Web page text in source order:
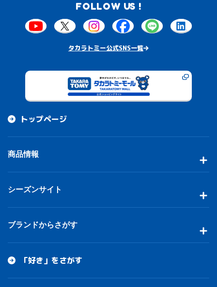
FOLLOW US !
タカラトミー公式SNS一覧
トップページ
商品情報
シーズンサイト
ブランドからさがす
「好き」をさがす